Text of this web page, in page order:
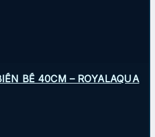
BỂ 40CM – ROYALAQUA